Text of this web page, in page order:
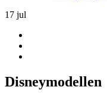
17 jul
Disneymodellen